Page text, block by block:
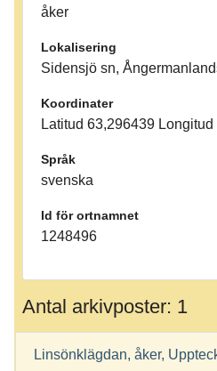
åker
Lokalisering
Sidensjö sn,
Koordinater
Latitud 63,296439
Språk
svenska
Id för ortnamnet
1248496
Antal arkivposter: 1
Linsönklägdan, åker,